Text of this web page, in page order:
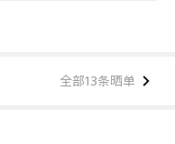
全部13条晒单